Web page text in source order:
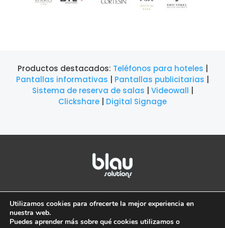
Productos destacados: Teléfonos para hoteles
Pantallas informativas
Pantallas publicitarias
Sistema de reserva de salas
Videowall
Clickshare
Digital Signage
©2026 Blau Solutions |Aviso legal|Política de
privacidad
Política de cookies
Utilizamos cookies para ofrecerte la mejor experiencia en
nuestra web.
Puedes aprender más sobre qué cookies utilizamos o